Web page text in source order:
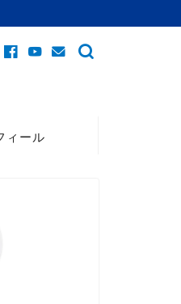
ィール